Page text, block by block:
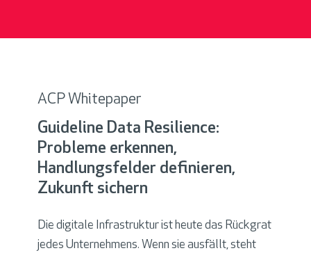
ACP Whitepaper
Guideline Data Resilience:
Probleme erkennen,
Handlungsfelder definieren,
Zukunft sichern
Die digitale Infrastruktur ist heute das Rückgrat
jedes Unternehmens. Wenn sie ausfällt, steht